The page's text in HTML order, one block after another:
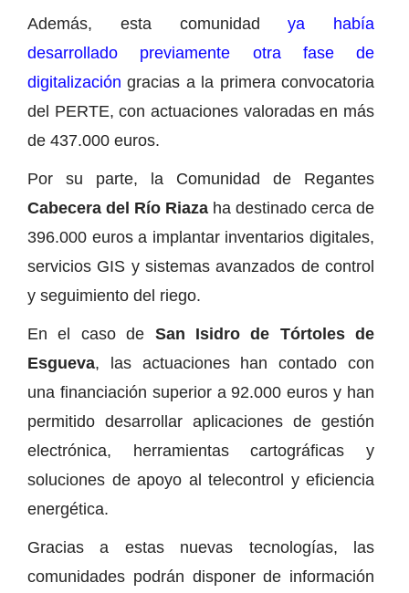
Además, esta comunidadya había
desarrollado previamente otra fase de
digitalización gracias a la primera convocatoria
del PERTE, con actuaciones valoradas en más
de 437.000 euros.
Por su parte, la Comunidad de Regantes
Cabecera del Río Riaza ha destinado cerca de
396.000 euros a implantar inventarios digitales,
servicios GIS y sistemas avanzados de control
y seguimiento del riego.
En el caso de San Isidro de Tórtoles de
Esgueva, las actuaciones han contado con
una financiación superior a 92.000 euros y han
permitido desarrollar aplicaciones de gestión
electrónica, herramientas cartográficas y
soluciones de apoyo al telecontrol y eficiencia
energética.
Gracias a estas nuevas tecnologías, las
comunidades podrán disponer de información